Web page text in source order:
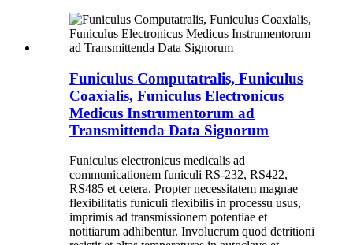
Funiculus Computatralis, Funiculus
Coaxialis, Funiculus Electronicus
Medicus Instrumentorum ad
Transmittenda Data Signorum
Funiculus electronicus medicalis ad
communicationem funiculi RS-232, RS422,
RS485 et cetera. Propter necessitatem magnae
flexibilitatis funiculi flexibilis in processu usus,
imprimis ad transmissionem potentiae et
notitiarum adhibentur. Involucrum quod detritioni